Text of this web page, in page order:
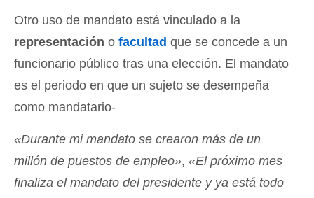
Otro uso de mandato está vinculado a la
representación o facultad que se concede a un
funcionario público tras una elección. El mandato
es el periodo en que un sujeto se desempeña
como mandatario-
«Durante mi mandato se crearon más de un
millón de puestos de empleo», «El próximo mes
finaliza el mandato del presidente y ya está todo